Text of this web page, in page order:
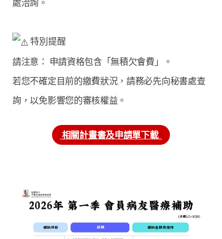
處洽詢。
特別提醒
請注意： 申請資格包含「無積欠會費」。
若您不確定目前的繳費狀況，請務必先向秘書處查
詢，以免影響您的審核權益。
相關計畫書及申請單下載